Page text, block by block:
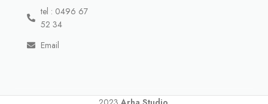
tel : 0496 67
52 34
Email